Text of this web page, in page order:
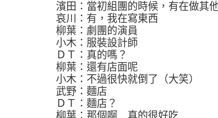
濱田：當初組團的時候，有在做其
哀川：有，我在寫東西
柳葉：劇團的演員
小木：服裝設計師
ＤＴ：真的嗎？
柳葉：還有店面呢
小木：不過很快就倒了（大笑）
武野：麵店
ＤＴ：麵店？
柳葉：那個啊…真的很好吃